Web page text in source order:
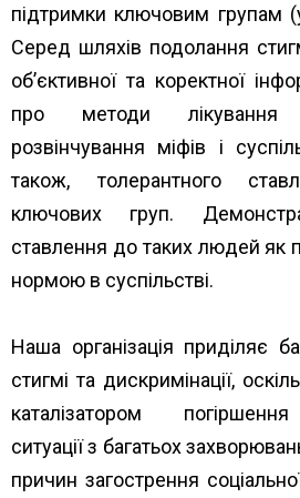
підтримки ключовим групам
Серед шляхів подолання
об’єктивної та коректної
про методи лікування
розвінчування міфів і
також, толерантного
ключових груп.
ставлення до таких людей як
нормою в суспільстві.
Наша організація приділяє
стигмі та дискримінації,
каталізатором погіршення
ситуації з багатьох
причин загострення